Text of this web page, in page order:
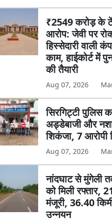
₹2549 करोड़ के
आरोप: जेवी पर
हिस्सेदारी वाली
काम, हाईकोर्ट में
की तैयारी
Aug 07, 2026
सिरगिट्टी पुलिस
अड्डेबाजी और
शिकंजा, 7 आरोपी
Aug 07, 2026
नांदघाट से
को मिली रफ्तार,
मंजूरी, 36.40
उन्नयन